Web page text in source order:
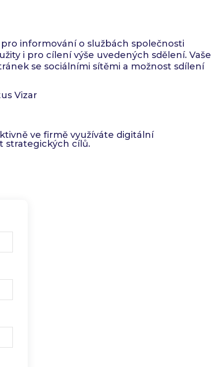
informování o službách společnosti
i pro cílení výše uvedených sdělení. Vaše
se sociálními sítěmi a možnost sdílení
ve firmě využíváte digitální
strategických cílů.